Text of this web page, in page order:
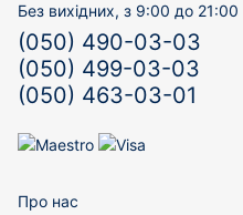
Без вихідних, з 9:00 до 21:00
(050) 490-03-03
(050) 499-03-03
(050) 463-03-01
Про нас